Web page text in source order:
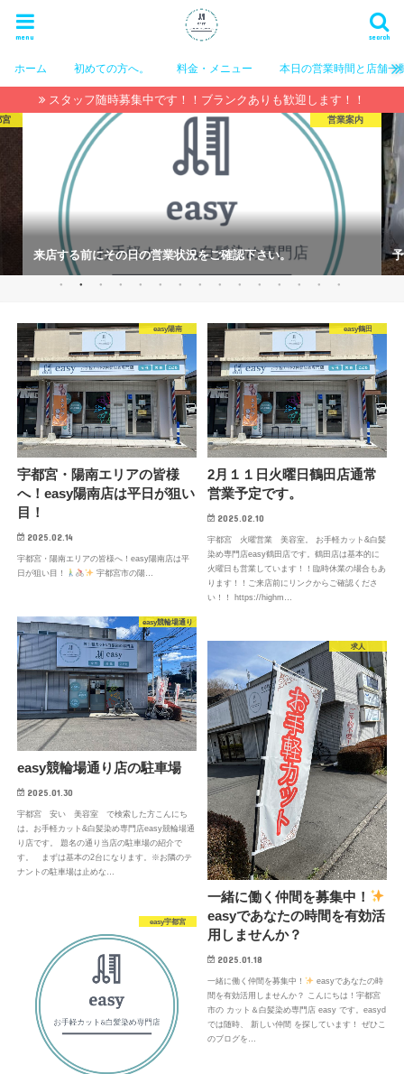
search
menu
ホーム 初めての方へ。 料金・メニュー 本日の営業時間と店舗一
スタッフ随時募集中です！！ブランクありも歓迎します！！
宮 営業案内
来店する前にその日の営業状況をご確認下さい。
easy陽南
宇都宮・陽南エリアの皆様
へ！easy陽南店は平日が狙い
目！
2025.02.14
宇都宮・陽南エリアの皆様へ！easy陽南店は平
日が狙い目！
宇都宮市の陽…
easy鶴田
2月１１日火曜日鶴田店通常
営業予定です。
2025.02.10
宇都宮 火曜営業 美容室。 お手軽カット&白髪
染め専門店easy鶴田店です。鶴田店は基本的に
火曜日も営業しています！！臨時休業の場合もあ
ります！！ご来店前にリンクからご確認くださ
い！！ https://highm…
easy競輪場通り
easy競輪場通り店の駐車場
2025.01.30
宇都宮 安い 美容室 で検索した方こんにち
は。お手軽カット&白髪染め専門店easy競輪場通
り店です。 題名の通り当店の駐車場の紹介で
す。 まずは基本の2台になります。※お隣のテ
ナントの駐車場は止めな…
求人
一緒に働く仲間を募集中！
easyであなたの時間を有効活
用しませんか？
2025.01.18
一緒に働く仲間を募集中！
easyであなたの時
間を有効活用しませんか？ こんにちは！宇都宮
市の カット＆白髪染め専門店 easy です。easyd
では随時、 新しい仲間 を探しています！ ぜひこ
のブログを…
easy宇都宮